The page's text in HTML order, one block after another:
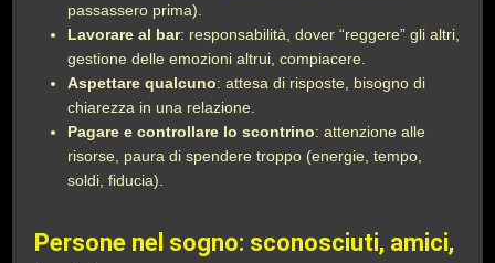
passassero prima).
Lavorare al bar: responsabilità, dover “reggere” gli altri,
gestione delle emozioni altrui, compiacere.
Aspettare qualcuno: attesa di risposte, bisogno di
chiarezza in una relazione.
Pagare e controllare lo scontrino: attenzione alle
risorse, paura di spendere troppo (energie, tempo,
soldi, fiducia).
Persone nel sogno: sconosciuti, amici,